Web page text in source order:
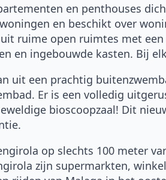
en penthouses
en beschikt over
ruime open ruimtes met
en ingebouwde kasten. Bij
uit een prachtig
Er is een volledig
bioscoopzaal! Dit
op slechts 100 meter
zijn supermarkten,